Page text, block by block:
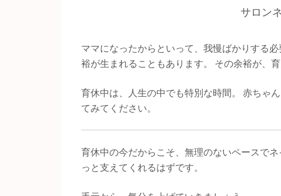
サロン
ママになったからといって、我慢ばかりする
裕が生まれることもあります。 その余裕が、
育休中は、人生の中でも特別な時間。 赤ちゃ
てみてください。
育休中の今だからこそ、無理のないペースで
っと支えてくれるはずです。